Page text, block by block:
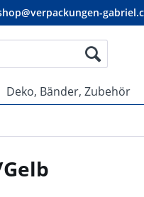
Deko, Bänder, Zubehör